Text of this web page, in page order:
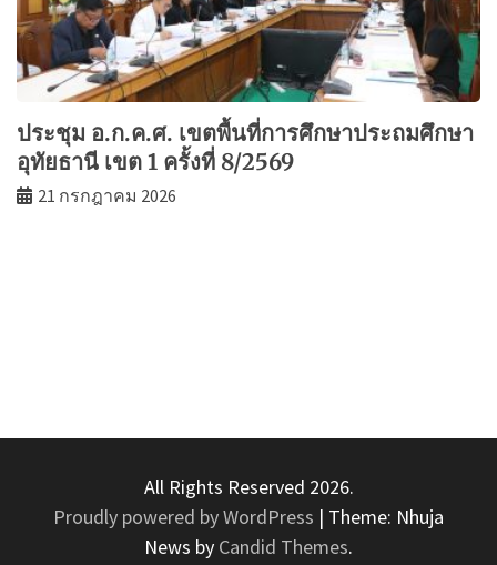
ประชุม อ.ก.ค.ศ. เขตพื้นที่การศึกษาประถมศึกษา
อุทัยธานี เขต 1 ครั้งที่ 8/2569
21 กรกฎาคม 2026
All Rights Reserved 2026.
Proudly powered by WordPress | Theme: Nhuja
News by Candid Themes.